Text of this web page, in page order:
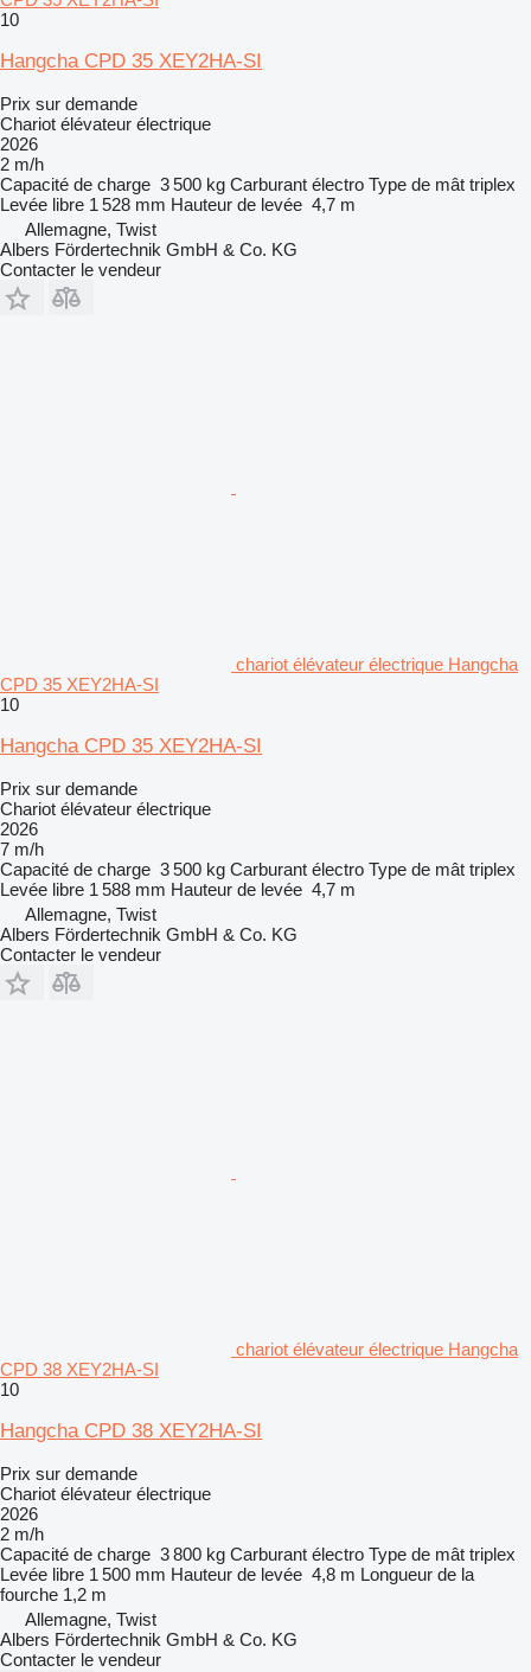
10
Hangcha CPD 35 XEY2HA-SI
Prix sur demande
Chariot élévateur électrique
2026
2 m/h
Capacité de charge 3 500 kg Carburant électro Type de mât triplex
Levée libre 1 528 mm Hauteur de levée 4,7 m
Allemagne, Twist
Albers Fördertechnik GmbH & Co. KG
Contacter le vendeur
chariot élévateur électrique Hangcha
CPD 35 XEY2HA-SI
10
Hangcha CPD 35 XEY2HA-SI
Prix sur demande
Chariot élévateur électrique
2026
7 m/h
Capacité de charge 3 500 kg Carburant électro Type de mât triplex
Levée libre 1 588 mm Hauteur de levée 4,7 m
Allemagne, Twist
Albers Fördertechnik GmbH & Co. KG
Contacter le vendeur
chariot élévateur électrique Hangcha
CPD 38 XEY2HA-SI
10
Hangcha CPD 38 XEY2HA-SI
Prix sur demande
Chariot élévateur électrique
2026
2 m/h
Capacité de charge 3 800 kg Carburant électro Type de mât triplex
Levée libre 1 500 mm Hauteur de levée 4,8 m Longueur de la
fourche 1,2 m
Allemagne, Twist
Albers Fördertechnik GmbH & Co. KG
Contacter le vendeur